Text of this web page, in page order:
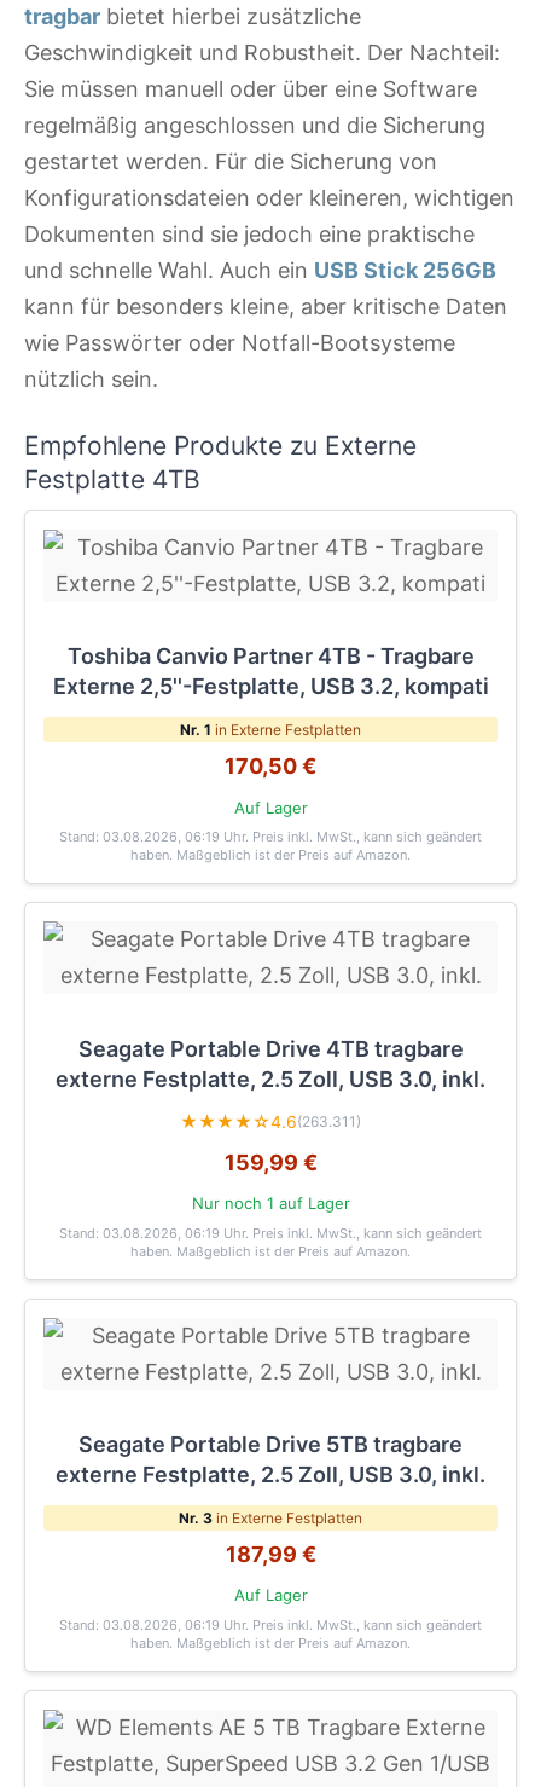
tragbar bietet hierbei zusätzliche
Geschwindigkeit und Robustheit. Der Nachteil:
Sie müssen manuell oder über eine Software
regelmäßig angeschlossen und die Sicherung
gestartet werden. Für die Sicherung von
Konfigurationsdateien oder kleineren, wichtigen
Dokumenten sind sie jedoch eine praktische
und schnelle Wahl. Auch ein USB Stick 256GB
kann für besonders kleine, aber kritische Daten
wie Passwörter oder Notfall-Bootsysteme
nützlich sein.
Empfohlene Produkte zu Externe
Festplatte 4TB
Toshiba Canvio Partner 4TB - Tragbare
Externe 2,5''-Festplatte, USB 3.2, kompati
Nr. 1 in Externe Festplatten
170,50 €
Auf Lager
Stand: 03.08.2026, 06:19 Uhr. Preis inkl. MwSt., kann sich geändert
haben. Maßgeblich ist der Preis auf Amazon.
Seagate Portable Drive 4TB tragbare
externe Festplatte, 2.5 Zoll, USB 3.0, inkl.
★★★★☆4.6(263.311)
159,99 €
Nur noch 1 auf Lager
Stand: 03.08.2026, 06:19 Uhr. Preis inkl. MwSt., kann sich geändert
haben. Maßgeblich ist der Preis auf Amazon.
Seagate Portable Drive 5TB tragbare
externe Festplatte, 2.5 Zoll, USB 3.0, inkl.
Nr. 3 in Externe Festplatten
187,99 €
Auf Lager
Stand: 03.08.2026, 06:19 Uhr. Preis inkl. MwSt., kann sich geändert
haben. Maßgeblich ist der Preis auf Amazon.